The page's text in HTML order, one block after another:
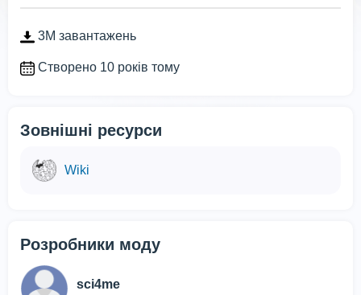
3M завантажень
Створено 10 років тому
Зовнішні ресурси
Wiki
Розробники моду
sci4me